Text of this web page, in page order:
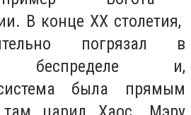
В конце ХХ столетия,
погрязал в
беспределе и,
была прямым